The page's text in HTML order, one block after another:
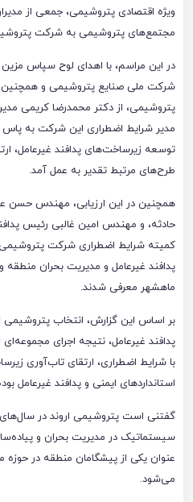
ویژه اقتصادی پتروشیمی، جمعی از
مجتمع‌های پتروشیمی به شرکت
در این مراسم، با اهدای لوح سپاس
شرکت ملی صنایع پتروشیمی و همچنین
پتروشیمی، از دکتر محمدرضا کریمی
مدیر شرایط اضطراری این شرکت به
توسعه زیرساخت‌های پدافند غیرعامل،
طرح‌های مرتبط تقدیر به عمل آمد.
همچنین در این ارزیابی، مهندس حسن
حادثه، و مهندس امین غالبی رئیس
کمیته شرایط اضطراری شرکت پتروشیمی
پدافند غیرعامل و مدیریت بحران منطقه
ماهشهر معرفی شدند.
بر اساس این گزارش، انتخاب پتروشیمی
پدافند غیرعامل، نتیجه اجرای مجموعه‌ای
با شرایط اضطراری، ارتقای تاب‌آوری
استانداردهای ایمنی و پدافند غیرعامل
گفتنی است پتروشیمی اروند در سال‌های
سیستماتیک در مدیریت بحران و
عنوان یکی از پیشگامان منطقه در
می‌شود.